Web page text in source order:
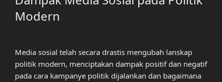
Modern
Media sosial telah secara drastis mengubah lanskap
politik modern, menciptakan dampak positif dan negatif
pada cara kampanye politik dijalankan dan bagaimana